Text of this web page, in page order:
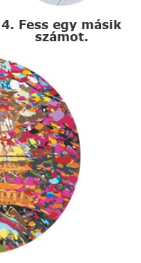
4. Fess egy másik
számot.